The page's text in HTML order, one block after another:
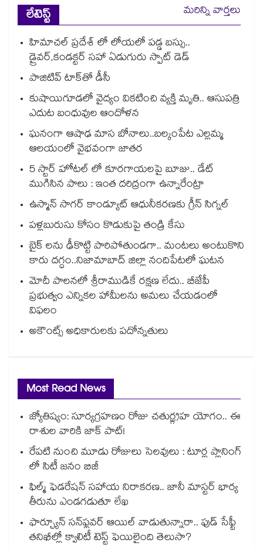
లేటెస్ట్
మరిన్ని వార్తలు
హిమాచల్ ప్రదేశ్ లో లోయలో పడ్డ బస్సు..
డ్రైవర్,కండక్టర్ సహా ఏడుగురు స్పాట్ డెడ్
పాజిటివ్ టాక్⁬తో డీసీ
కుషాయిగూడలో వైద్యం వికటించి వ్యక్తి మృతి.. ఆసుపత్రి
ఎదుట బంధువుల ఆందోళన
ఘనంగా ఆషాఢ మాస బోనాలు..బల్కంపేట ఎల్లమ్మ
ఆలయంలో వైభవంగా జాతర
5 స్టార్ హోటల్ లో కూరగాయలపై బూజు.. డేట్
ముగిసిన పాలు : ఇంత దరిద్రంగా ఉన్నారేంట్రా
ఉస్మాన్ సాగర్ కాండ్యూట్ ఆధునీకరణకు గ్రీన్ సిగ్నల్
పళ్లబురుసు కోసం కొడుకుపై తండ్రి కేసు
బైక్ లను ఢీకొట్టి పారిపోతుండగా.. మంటలు అంటుకొని
కారు దగ్ధం..నిజామాబాద్ జిల్లా నందిపేటలో ఘటన
మోదీ పాలనలో శ్రీరాముడికే రక్షణ లేదు.. బీజేపీ
ప్రభుత్వం ఎన్నికల హామీలను అమలు చేయడంలో
విఫలం
అకౌంట్స్ అధికారులకు పదోన్నతులు
Most Read News
జ్యోతిష్యం: సూర్యగ్రహణం రోజు చతుర్గ్రహ యోగం.. ఈ
రాశుల వారికి జాక్ పాట్!
రేపటి నుంచి మూడు రోజులు సెలవులు : టూర్ల ప్లానింగ్
లో సిటీ జనం బిజీ
ఫిల్మ్ ఫెడరేషన్ సహాయ నిరాకరణ.. జానీ మాస్టర్ భార్య
తీరును ఎండగడుతూ లేఖ
ఫార్చ్యూన్ సన్‌ఫ్లవర్ ఆయిల్ వాడుతున్నారా.. ఫుడ్ సేఫ్టీ
తనిఖీల్లో క్వాలిటీ టెస్ట్ ఫెయిలైంది తెలుసా?